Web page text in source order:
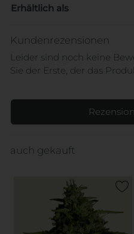
Erhältlich als
Kundenrezensionen
Leider sind noch keine
Sie der Erste, der das
auch gekauft